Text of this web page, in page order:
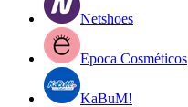
Netshoes
Epoca Cosméticos
KaBuM!